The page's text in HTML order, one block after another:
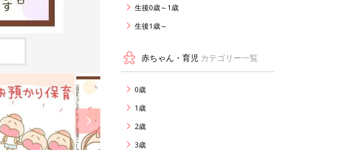
生後0歳～1歳
生後1歳～
赤ちゃん・育児 カテゴリー一覧
0歳
1歳
2歳
3歳